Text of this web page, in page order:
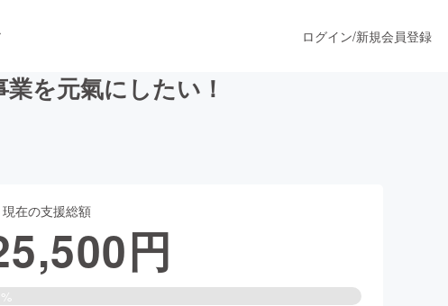
ス
ファッション
ログイン/新規会員登録
を元氣にしたい！
現在の支援総額
円